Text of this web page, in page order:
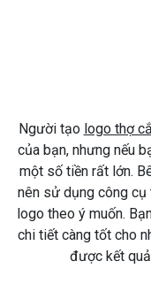
Người tạo logo thợ
của bạn, nhưng nếu
một số tiền rất lớn.
nên sử dụng công
logo theo ý muốn.
chi tiết càng tốt cho
được kết